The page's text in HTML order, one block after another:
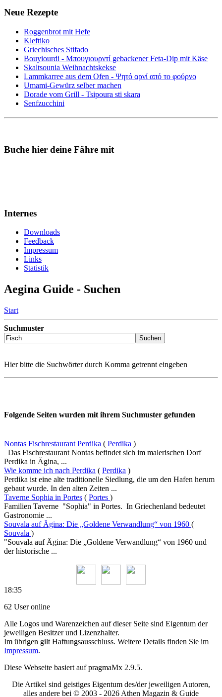
Neue Rezepte
Roggenbrot mit Hefe
Kleftiko
Griechisches Stifado
Bouyiourdi - Μπουγιουρντί gebackener Feta-Dip mit Käse
Skaltsounia Weihnachtskekse
Lammkarree aus dem Ofen - Ψητό αρνί από το φούρνο
Umami-Gewürz selber machen
Dorade vom Grill - Tsipoura sti skara
Senfzucchini
Buche hier deine Fähre mit
Internes
Downloads
Feedback
Impressum
Links
Statistik
Aegina Guide - Suchen
Start
Suchmuster
Hier bitte die Suchwörter durch Komma getrennt eingeben
Folgende Seiten wurden mit ihrem Suchmuster gefunden
Nontas Fischrestaurant Perdika ( Perdika )
Das Fischrestaurant Nontas befindet sich im malerischen Dorf
Perdika in Ägina, ...
Wie komme ich nach Perdika ( Perdika )
Perdika ist eine alte traditionelle Siedlung, die um den Hafen herum
gebaut wurde. In den alten Zeiten ...
Taverne Sophia in Portes ( Portes )
Familien Taverne "Sophia" in Portes. In Griechenland bedeutet
Gastronomie ...
Souvala auf Ägina: Die „Goldene Verwandlung“ von 1960 (
Souvala )
"Souvala auf Ägina: Die „Goldene Verwandlung“ von 1960 und
der historische ...
18:35
62 User online
Alle Logos und Warenzeichen auf dieser Seite sind Eigentum der
jeweiligen Besitzer und Lizenzhalter.
Im übrigen gilt Haftungsausschluss. Weitere Details finden Sie im
Impressum.
Diese Webseite basiert auf pragmaMx 2.9.5.
Die Artikel sind geistiges Eigentum des/der jeweiligen Autoren,
alles andere bei © 2003 - 2026 Athen Magazin & Guide